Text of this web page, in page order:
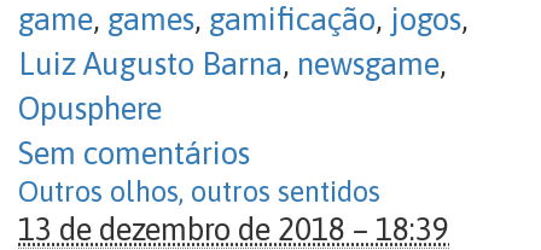
game, games, gamificação, jogos,
Luiz Augusto Barna, newsgame,
Opusphere
Sem comentários
Outros olhos, outros sentidos
13 de dezembro de 2018 – 18:39